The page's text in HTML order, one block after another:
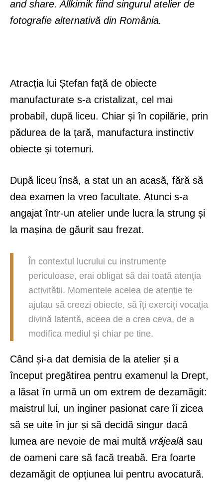
and share. Allkimik fiind singurul atelier de
fotografie alternativă din România.
Atracția lui Ștefan față de obiecte
manufacturate s-a cristalizat, cel mai
probabil, după liceu. Chiar și în copilărie, prin
pădurea de la țară, manufactura instinctiv
obiecte și totemuri.
După liceu însă, a stat un an acasă, fără să
dea examen la vreo facultate. Atunci s-a
angajat într-un atelier unde lucra la strung și
la mașina de găurit sau frezat.
În contextul lucrului cu instrumente
periculoase, erai obligat să dai toată atenția
activității. Momentele acelea de atenție te
ajutau să creezi obiecte, să îți exerciți vocația
divină latentă, aceea de a crea ceva, de a
modifica mediul și chiar pe tine.
Când și-a dat demisia de la atelier și a
început pregătirea pentru examenul la Drept,
a lăsat în urmă un om extrem de dezamăgit:
maistrul lui, un inginer pasionat care îi zicea
să se uite în jur și să decidă singur dacă
lumea are nevoie de mai multă vrăjeală sau
de oameni care să facă treabă. Era foarte
dezamăgit de opțiunea lui pentru avocatură.